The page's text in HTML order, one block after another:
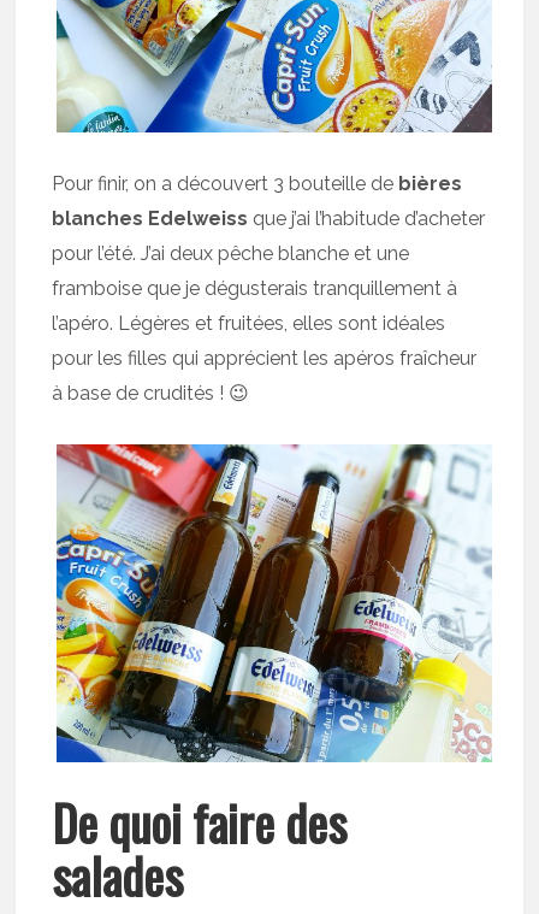
Pour finir, on a découvert 3 bouteille de bières
blanches Edelweiss que j’ai l’habitude d’acheter
pour l’été. J’ai deux pêche blanche et une
framboise que je dégusterais tranquillement à
l’apéro. Légères et fruitées, elles sont idéales
pour les filles qui apprécient les apéros fraîcheur
à base de crudités ! 😉
De quoi faire des
salades